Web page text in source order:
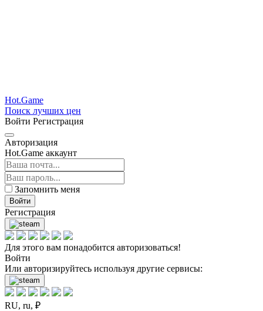
Hot.Game
Поиск лучших цен
Войти Регистрация
Авторизация
Hot.Game аккаунт
Запомнить меня
Войти
Регистрация
Для этого вам понадобится авторизоваться!
Войти
Или авторизируйтесь используя другие сервисы:
RU, ru, ₽